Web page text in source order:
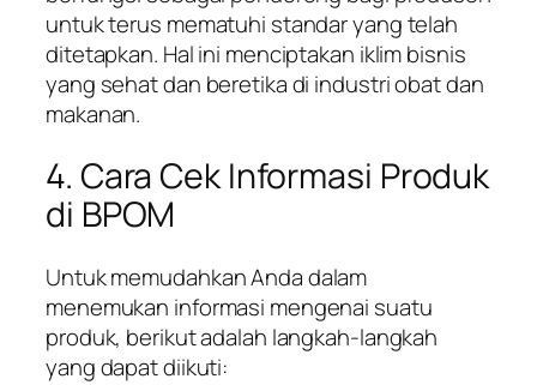
untuk terus mematuhi standar yang telah
ditetapkan. Hal ini menciptakan iklim bisnis
yang sehat dan beretika di industri obat dan
makanan.
4. Cara Cek Informasi Produk
di BPOM
Untuk memudahkan Anda dalam
menemukan informasi mengenai suatu
produk, berikut adalah langkah-langkah
yang dapat diikuti: